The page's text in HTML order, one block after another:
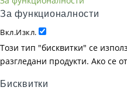
За функционалности
Вкл.Изкл.
Този тип "бисквитки" се
разгледани продукти. Ако се
Бисквитки